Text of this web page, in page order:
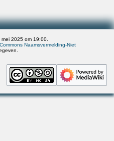
2025 om 19:00.
Naamsvermelding-Niet